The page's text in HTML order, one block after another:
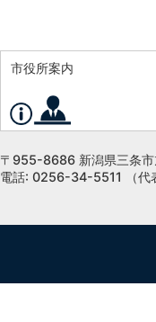
市役所案内
〒955-8686 新潟県三条
電話: 0256-34-5511 （代